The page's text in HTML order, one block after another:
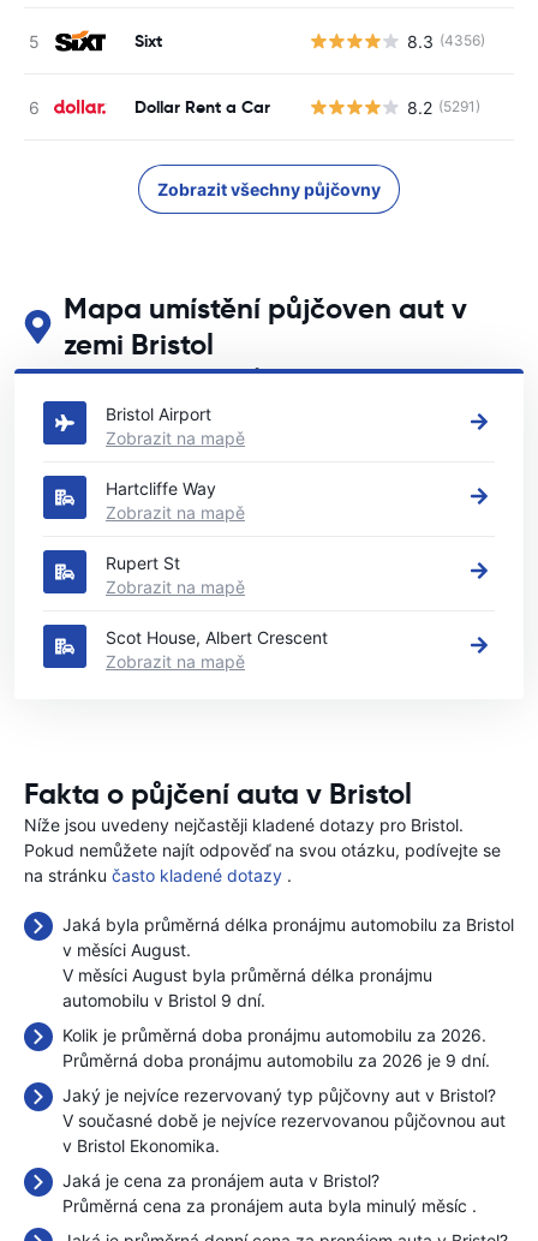
Sixt 8.3 (4356)
Dollar Rent a Car 8.2 (5291)
Zobrazit všechny půjčovny
Mapa umístění půjčoven aut v
zemi Bristol
Podívejte se na naše hlavní půjčovny aut v zemi Bristol
Bristol Airport
Zobrazit na mapě
Hartcliffe Way
Zobrazit na mapě
Rupert St
Zobrazit na mapě
Scot House, Albert Crescent
Zobrazit na mapě
Fakta o půjčení auta v Bristol
Níže jsou uvedeny nejčastěji kladené dotazy pro Bristol.
Pokud nemůžete najít odpověď na svou otázku, podívejte se
na stránku často kladené dotazy .
Jaká byla průměrná délka pronájmu automobilu za Bristol
v měsíci August.
V měsíci August byla průměrná délka pronájmu
automobilu v Bristol 9 dní.
Kolik je průměrná doba pronájmu automobilu za 2026.
Průměrná doba pronájmu automobilu za 2026 je 9 dní.
Jaký je nejvíce rezervovaný typ půjčovny aut v Bristol?
V současné době je nejvíce rezervovanou půjčovnou aut
v Bristol Ekonomika.
Jaká je cena za pronájem auta v Bristol?
Průměrná cena za pronájem auta byla minulý měsíc .